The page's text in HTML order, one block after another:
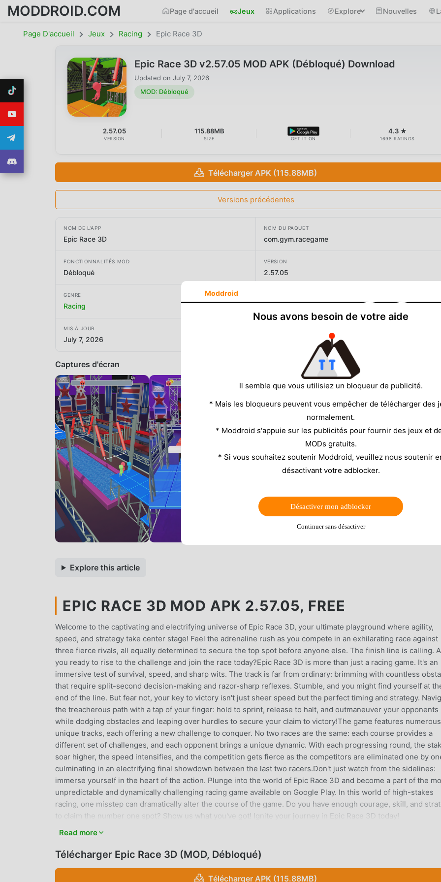
MODDROID.COM Page d'accueil Jeux Applications Explore Nouvelles
Page D'accueil Jeux Racing Epic Race 3D
Epic Race 3D v2.57.05 MOD APK (Débloqué) Download
Updated on July 7, 2026
MOD: Débloqué
2.57.05
VERSION
115.88MB
SIZE GET IT ON
4.3 ★
1698 RATINGS
Télécharger APK (115.88MB)
Versions précédentes
NOM DE L'APP
Epic Race 3D
NOM DU PAQUET
com.gym.racegame
FONCTIONNALITÉS MOD
Débloqué
VERSION
2.57.05
GENRE
Racing CASUAL AZUR GAMES
MIS À JOUR
July 7, 2026
Captures d'écran
Explore this article
EPIC RACE 3D MOD APK 2.57.05, FREE
Welcome to the captivating and electrifying universe of Epic Race 3D, your ultimate playground where agility,
speed, and strategy take center stage! Feel the adrenaline rush as you compete in an exhilarating race against
three fierce rivals, all equally determined to secure the top spot before anyone else. The finish line is calling.
you ready to rise to the challenge and join the race today?Epic Race 3D is more than just a racing game. It's an
immersive test of survival, speed, and sharp wits. The track is far from ordinary: brimming with countless
that require split-second decision-making and razor-sharp reflexes. Stumble, and you might find yourself at
end of the line. But fear not, your key to victory isn't just sheer speed but the perfect timing and strategy.
the treacherous path with a tap of your finger: hold to sprint, release to halt, and outmaneuver your opponents
while dodging obstacles and leaping over hurdles to secure your claim to victory!The game features numerous
unique tracks, each offering a new challenge to conquer. No two races are the same: each course provides a
different set of challenges, and each opponent brings a unique dynamic. With each progressing round, the
soar higher, the speed intensifies, and the competition gets fierce as the competitors are eliminated one by
culminating in an electrifying final showdown between the last two racers.Don't just watch from the sidelines:
immerse yourself in the heart of the action. Plunge into the world of Epic Race 3D and become a part of the
unpredictable and dynamically challenging racing game available on Google Play. In this world of high-stakes
racing, one misstep can dramatically alter the course of the game. Do you have enough courage, skill, and
to claim the number one spot? Show us what you've got! Ignite your journey in Epic Race 3D today!
EPIC RACE 3D INTRODUCTION
Epic Race 3D En tant que jeu racing très populaire récemment, il a gagné beaucoup de fans dans le monde
qui aiment les jeux racing. Si vous souhaitez télécharger ce jeu, en tant que plus grand site de
Read more
Télécharger Epic Race 3D (MOD, Débloqué)
Télécharger APK (115.88MB)
Moddroid
Nous avons besoin de votre aide
Il semble que vous utilisiez un bloqueur de publicité.
* Mais les bloqueurs peuvent vous empêcher de télécharger des
normalement.
* Moddroid s'appuie sur les publicités pour fournir des jeux et
MODs gratuits.
* Si vous souhaitez soutenir Moddroid, veuillez nous soutenir
désactivant votre adblocker.
Désactiver mon adblocker
Continuer sans désactiver